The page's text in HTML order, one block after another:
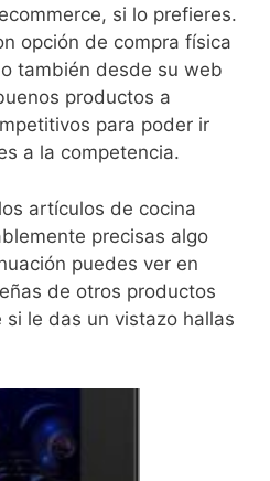
si lo prefieres.
opción de compra física
también desde su web
productos a
para poder ir
a la competencia.
artículos de cocina
precisas algo
puedes ver en
de otros productos
si le das un vistazo hallas